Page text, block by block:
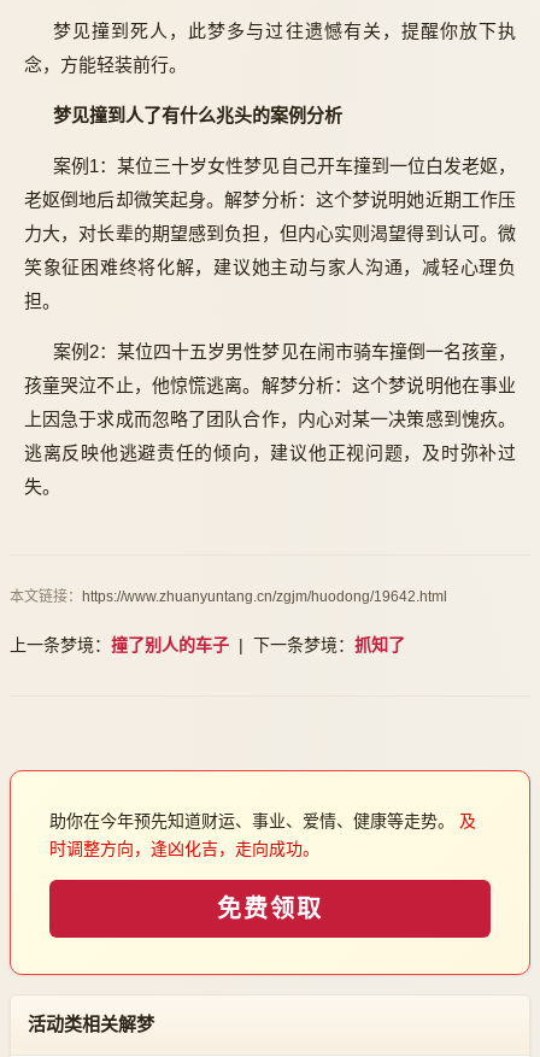
梦见撞到死人，此梦多与过往遗憾有关，提醒你放下执
念，方能轻装前行。
梦见撞到人了有什么兆头的案例分析
案例1：某位三十岁女性梦见自己开车撞到一位白发老妪，
老妪倒地后却微笑起身。解梦分析：这个梦说明她近期工作压
力大，对长辈的期望感到负担，但内心实则渴望得到认可。微
笑象征困难终将化解，建议她主动与家人沟通，减轻心理负
担。
案例2：某位四十五岁男性梦见在闹市骑车撞倒一名孩童，
孩童哭泣不止，他惊慌逃离。解梦分析：这个梦说明他在事业
上因急于求成而忽略了团队合作，内心对某一决策感到愧疚。
逃离反映他逃避责任的倾向，建议他正视问题，及时弥补过
失。
本文链接： https://www.zhuanyuntang.cn/zgjm/huodong/19642.html
上一条梦境： 撞了别人的车子 | 下一条梦境： 抓知了
助你在今年预先知道财运、事业、爱情、健康等走势。 及
时调整方向，逢凶化吉，走向成功。
免费领取
活动类相关解梦